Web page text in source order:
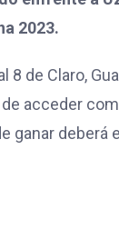
2023.
de Claro,
acceder
ganar